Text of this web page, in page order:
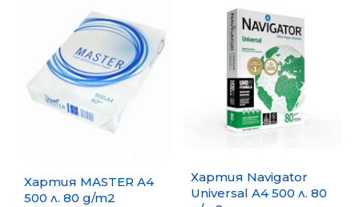
Хартия MASTER A4
500 л. 80 g/m2
Хартия Navigator
Universal A4 500 л. 80